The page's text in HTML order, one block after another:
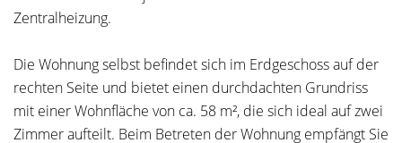
Zentralheizung.
Die Wohnung selbst befindet sich im Erdgeschoss auf der
rechten Seite und bietet einen durchdachten Grundriss
mit einer Wohnfläche von ca. 58 m², die sich ideal auf zwei
Zimmer aufteilt. Beim Betreten der Wohnung empfängt Sie